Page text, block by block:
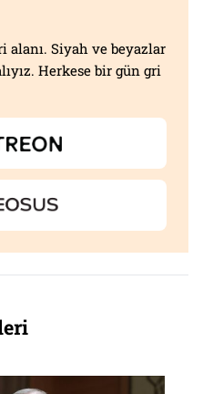
alanı. Siyah ve beyazlar
Herkese bir gün gri